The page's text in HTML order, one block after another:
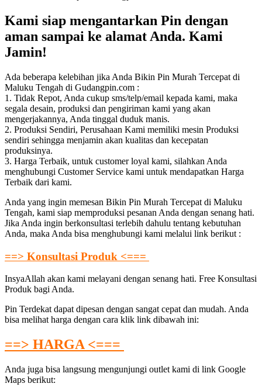
Kami siap mengantarkan Pin dengan
aman sampai ke alamat Anda. Kami
Jamin!
Ada beberapa kelebihan jika Anda Bikin Pin Murah Tercepat di
Maluku Tengah di Gudangpin.com :
1. Tidak Repot, Anda cukup sms/telp/email kepada kami, maka
segala desain, produksi dan pengiriman kami yang akan
mengerjakannya, Anda tinggal duduk manis.
2. Produksi Sendiri, Perusahaan Kami memiliki mesin Produksi
sendiri sehingga menjamin akan kualitas dan kecepatan
produksinya.
3. Harga Terbaik, untuk customer loyal kami, silahkan Anda
menghubungi Customer Service kami untuk mendapatkan Harga
Terbaik dari kami.
Anda yang ingin memesan Bikin Pin Murah Tercepat di Maluku
Tengah, kami siap memproduksi pesanan Anda dengan senang hati.
Jika Anda ingin berkonsultasi terlebih dahulu tentang kebutuhan
Anda, maka Anda bisa menghubungi kami melalui link berikut :
==> Konsultasi Produk <===
InsyaAllah akan kami melayani dengan senang hati. Free Konsultasi
Produk bagi Anda.
Pin Terdekat dapat dipesan dengan sangat cepat dan mudah. Anda
bisa melihat harga dengan cara klik link dibawah ini:
==> HARGA <===
Anda juga bisa langsung mengunjungi outlet kami di link Google
Maps berikut: